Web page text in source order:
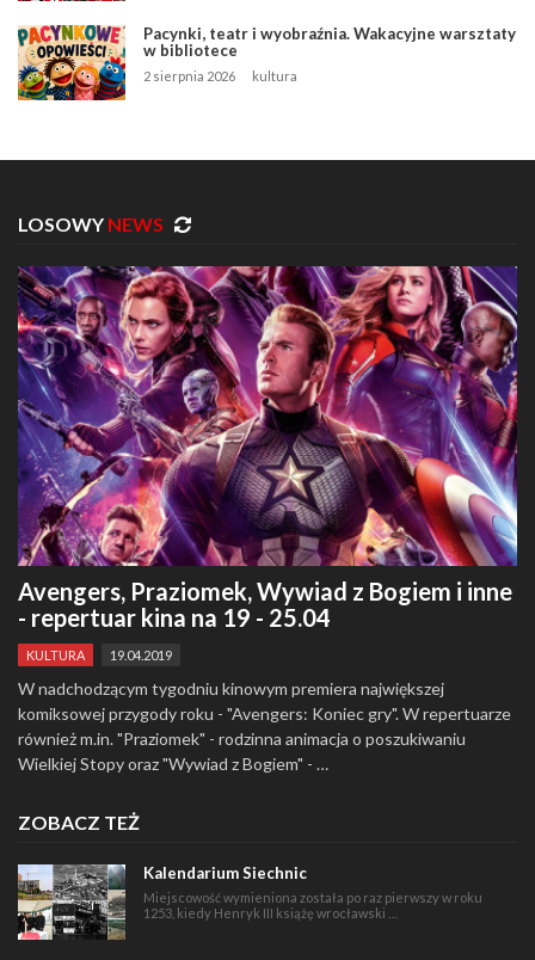
Pacynki, teatr i wyobraźnia. Wakacyjne warsztaty
w bibliotece
2 sierpnia 2026 kultura
LOSOWY NEWS
Avengers, Praziomek, Wywiad z Bogiem i inne
- repertuar kina na 19 - 25.04
KULTURA 19.04.2019
W nadchodzącym tygodniu kinowym premiera największej
komiksowej przygody roku - "Avengers: Koniec gry". W repertuarze
również m.in. "Praziomek" - rodzinna animacja o poszukiwaniu
Wielkiej Stopy oraz "Wywiad z Bogiem" - …
ZOBACZ TEŻ
Kalendarium Siechnic
Miejscowość wymieniona została po raz pierwszy w roku
1253, kiedy Henryk III książę wrocławski …